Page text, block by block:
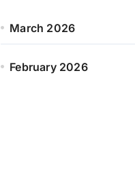
r March 2026
February 2026